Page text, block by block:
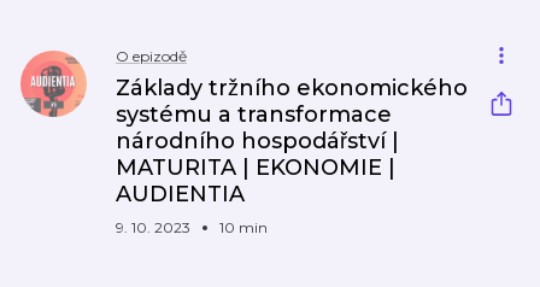
O epizodě
Základy tržního ekonomického
systému a transformace
národního hospodářství |
MATURITA | EKONOMIE |
AUDIENTIA
9. 10. 2023 10 min